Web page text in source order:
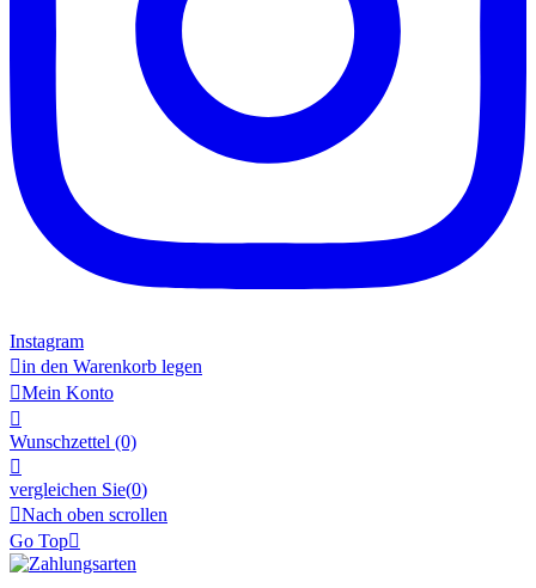
Instagram
in den Warenkorb legen
Mein Konto

Wunschzettel (0)

vergleichen Sie(0)
Nach oben scrollen
Go Top